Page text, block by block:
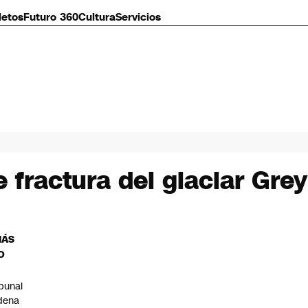
Futuro 360CulturaServicios
del glaciar